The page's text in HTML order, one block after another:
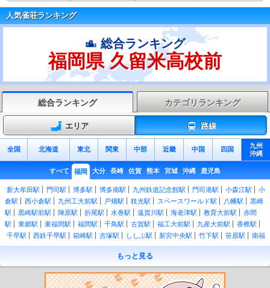
人気雀荘ランキング
総合ランキング
福岡県 久留米高校前
総合ランキング カテゴリランキング
エリア 路線
全国 北海道 東北 関東 中部 近畿 中国 四国
九州
沖縄
すべて 福岡 大分 長崎 佐賀 熊本 宮城 沖縄 鹿児島
新大牟田駅 門司駅 博多駅 博多南駅 九州鉄道記念館駅 門司港駅 小森江駅
小
倉駅
西小倉駅 九州工大前駅 戸畑駅 枝光駅 スペースワールド駅 八幡駅
黒崎
駅
黒崎駅前駅 陣原駅 折尾駅 水巻駅 遠賀川駅 海老津駅 教育大前駅
赤間
駅
東郷駅 東福間駅 福間駅 千鳥駅 古賀駅 福工大前駅 九産大前駅
香椎駅
千早駅
西鉄千早駅 箱崎駅 吉塚駅 ししぶ駅 新宮中央駅 竹下駅 笹原駅
南福
岡駅
春日駅 大野城駅 水城駅 都府楼南駅 二日市駅 天拝山駅 原田駅
久留米
筑後船小屋駅
駅
銀水駅 大牟田駅 南小倉駅 城野駅 安部山公園駅 下曽根駅 朽網駅
苅田
小波瀬西工大前駅 行橋駅 南行橋駅 新田原駅 築城駅 椎田駅
豊前松江駅
もっと見る